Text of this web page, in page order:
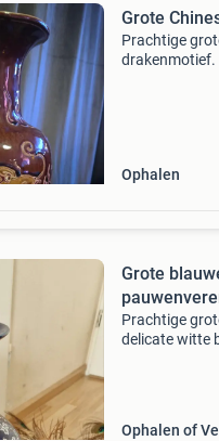
Grote
Prachtige
drakenmotief.
Ophalen
Grote
Prachtige
delicate witte
Ophalen of